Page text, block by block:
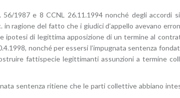
1987 e 8 CCNL 26.11.1994 nonché degli accordi
in ragione del fatto che i giudici d’appello avevano
ipotesi di legittima apposizione di un termine al
nonché per essersi l’impugnata sentenza
fattispecie legittimanti assunzioni a termine
sentenza ritiene che le parti collettive abbiano